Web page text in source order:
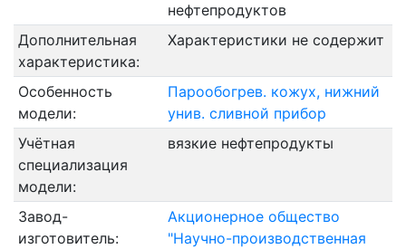
нефтепродуктов
Дополнительная
характеристика:
Характеристики не содержит
Особенность
модели:
Парообогрев. кожух, нижний
унив. сливной прибор
Учётная
специализация
модели:
вязкие нефтепродукты
Завод-
изготовитель:
Акционерное общество
"Научно-производственная